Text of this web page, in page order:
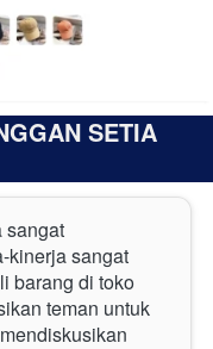
SETIA
sangat
kinerja sangat
barang di toko
teman untuk